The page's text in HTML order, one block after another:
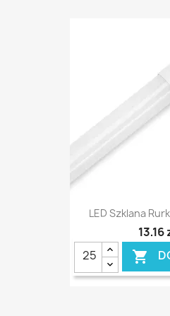
LED Szklana
13,16
